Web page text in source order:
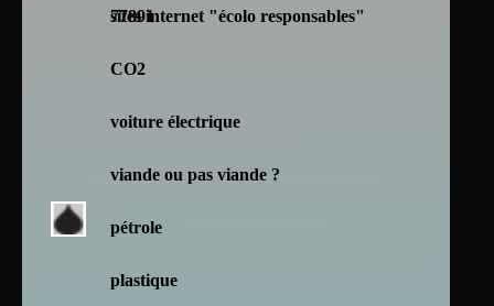
77891
sites internet "écolo responsables"
CO2
voiture électrique
viande ou pas viande ?
pétrole
plastique